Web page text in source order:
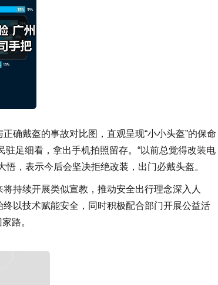
确戴盔的事故对比图，直观呈现“小小头盔”的保命
足细看，拿出手机拍照留存。“以前总觉得改装电
，表示今后会坚决拒绝改装，出门必戴头盔。
持续开展类似宣教，推动安全出行理念深入人
以技术赋能安全，同时积极配合部门开展公益活
路。